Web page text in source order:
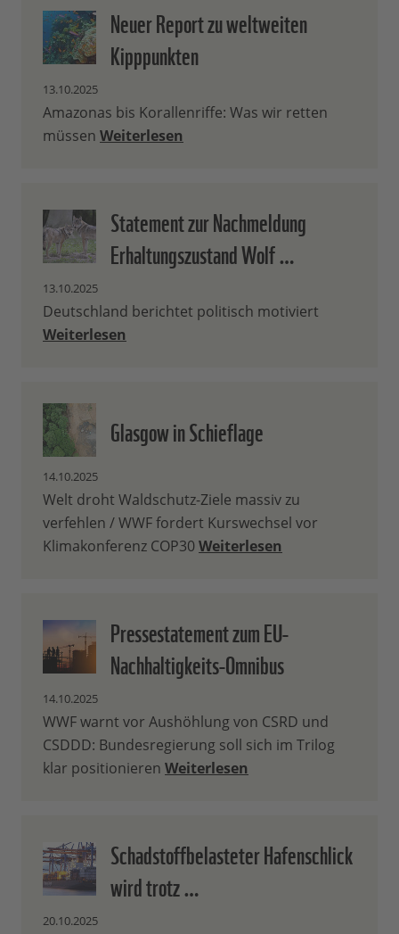
Neuer Report zu weltweiten
Kipppunkten
13.10.2025
Amazonas bis Korallenriffe: Was wir retten
müssen Weiterlesen
Statement zur Nachmeldung
Erhaltungszustand Wolf …
13.10.2025
Deutschland berichtet politisch motiviert
Weiterlesen
Glasgow in Schieflage
14.10.2025
Welt droht Waldschutz-Ziele massiv zu
verfehlen / WWF fordert Kurswechsel vor
Klimakonferenz COP30Weiterlesen
Pressestatement zum EU-
Nachhaltigkeits-Omnibus
14.10.2025
WWF warnt vor Aushöhlung von CSRD und
CSDDD: Bundesregierung soll sich im Trilog
klar positionieren Weiterlesen
Schadstoffbelasteter Hafenschlick
wird trotz …
20.10.2025